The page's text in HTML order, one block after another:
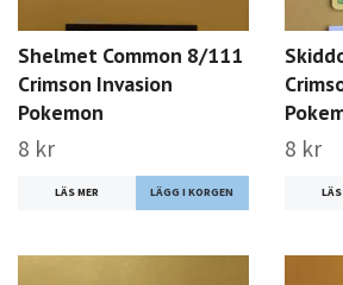
Shelmet Common 8/111
Crimson Invasion
Pokemon
8 kr
LÄS MER
8 kr
LÄS